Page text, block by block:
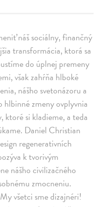
náš sociálny, finančný
transformácia, ktorá sa
do úplnej premeny
však zahŕňa hlboké
nášho svetonázoru a
hlbinné zmeny ovplyvnia
ktoré si kladieme, a teda
Daniel Christian
regenerativních
k tvorivým
nášho civilizačného
zmocneniu.
všetci sme dizajnéri!